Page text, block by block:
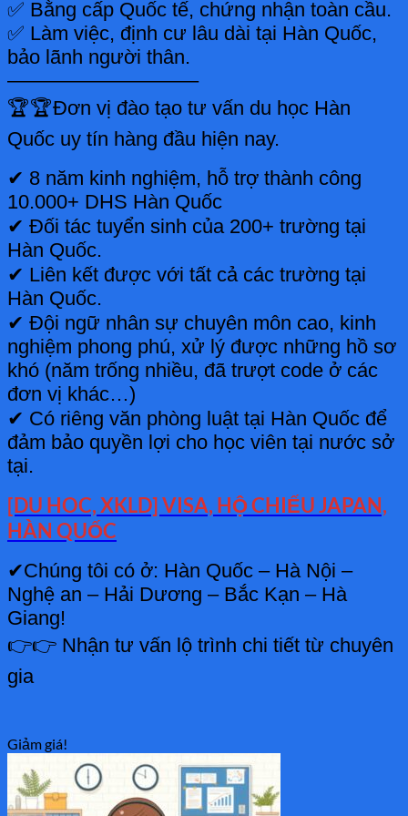
✅ Bằng cấp Quốc tế, chứng nhận toàn cầu.
✅ Làm việc, định cư lâu dài tại Hàn Quốc,
bảo lãnh người thân.
—————————–
🏆🏆Đơn vị đào tạo tư vấn du học Hàn
Quốc uy tín hàng đầu hiện nay.
✔ 8 năm kinh nghiệm, hỗ trợ thành công
10.000+ DHS Hàn Quốc
✔ Đối tác tuyển sinh của 200+ trường tại
Hàn Quốc.
✔ Liên kết được với tất cả các trường tại
Hàn Quốc.
✔ Đội ngữ nhân sự chuyên môn cao, kinh
nghiệm phong phú, xử lý được những hồ sơ
khó (năm trống nhiều, đã trượt code ở các
đơn vị khác…)
✔ Có riêng văn phòng luật tại Hàn Quốc để
đảm bảo quyền lợi cho học viên tại nước sở
tại.
[DU HOC, XKLD] VISA, HỘ CHIẾU JAPAN,
HÀN QUỐC
✔Chúng tôi có ở: Hàn Quốc – Hà Nội –
Nghệ an – Hải Dương – Bắc Kạn – Hà
Giang!
👉👉 Nhận tư vấn lộ trình chi tiết từ chuyên
gia
Giảm giá!